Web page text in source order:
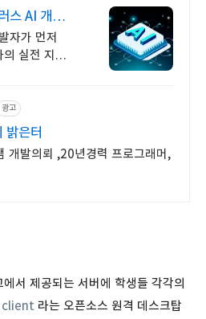
AI 개발자
자가 먼저
의 실전 지식
광고
밝은터
개발의뢰 ,20년경력 프로그래머,
서 제공되는 서버에 학생들 각각의
client 라는 오픈소스 원격 데스크탑